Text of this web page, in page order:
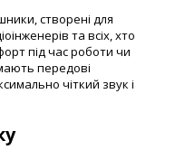
створені для
та всіх, хто
під час роботи чи
передові
чіткий звук і